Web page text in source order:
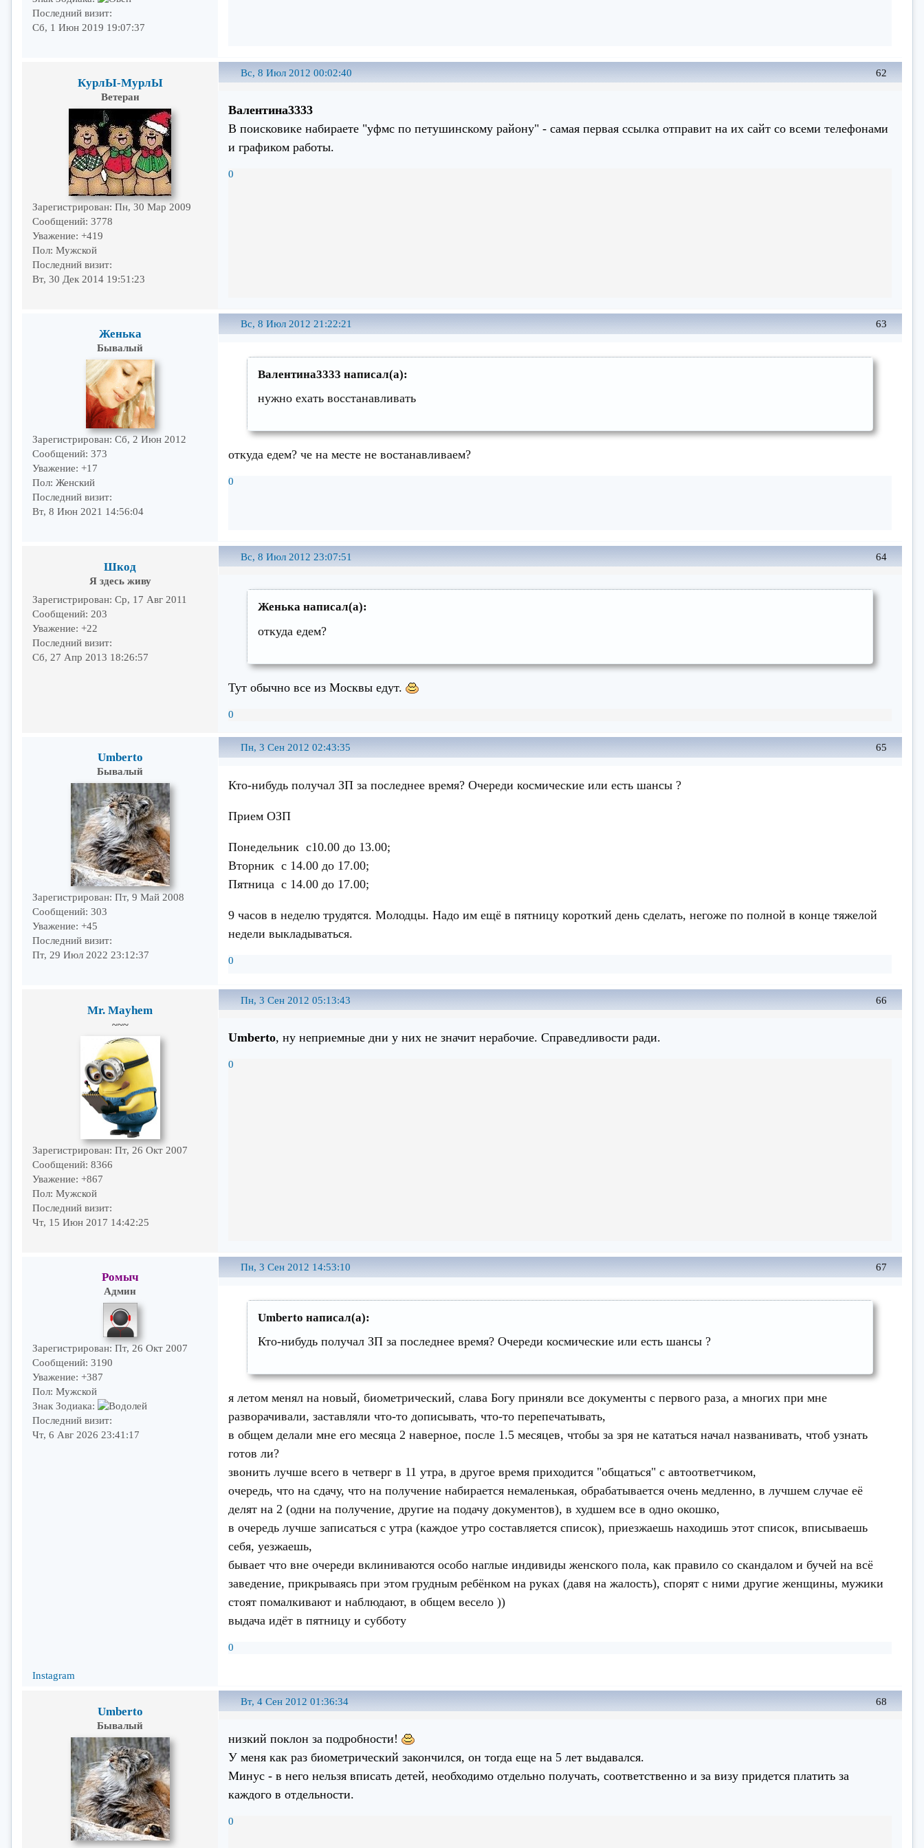
Последний визит:
Сб, 1 Июн 2019 19:07:37
62
Вс, 8 Июл 2012 00:02:40
КурлЫ-МурлЫ
Ветеран
Зарегистрирован: Пн, 30 Мар 2009
Сообщений: 3778
Уважение: +419
Пол: Мужской
Последний визит:
Вт, 30 Дек 2014 19:51:23
Валентина3333
В поисковике набираете "уфмс по петушинскому району" - самая первая ссылка отправит на их сайт со всеми телефонами
и графиком работы.
0
63
Вс, 8 Июл 2012 21:22:21
Женька
Бывалый
Зарегистрирован: Сб, 2 Июн 2012
Сообщений: 373
Уважение: +17
Пол: Женский
Последний визит:
Вт, 8 Июн 2021 14:56:04
Валентина3333 написал(а):
нужно ехать восстанавливать
откуда едем? че на месте не востанавливаем?
0
64
Вс, 8 Июл 2012 23:07:51
Шкод
Я здесь живу
Зарегистрирован: Ср, 17 Авг 2011
Сообщений: 203
Уважение: +22
Последний визит:
Сб, 27 Апр 2013 18:26:57
Женька написал(а):
откуда едем?
Тут обычно все из Москвы едут.
0
65
Пн, 3 Сен 2012 02:43:35
Umberto
Бывалый
Зарегистрирован: Пт, 9 Май 2008
Сообщений: 303
Уважение: +45
Последний визит:
Пт, 29 Июл 2022 23:12:37
Кто-нибудь получал ЗП за последнее время? Очереди космические или есть шансы ?
Прием ОЗП
Понедельник с10.00 до 13.00;
Вторник с 14.00 до 17.00;
Пятница с 14.00 до 17.00;
9 часов в неделю трудятся. Молодцы. Надо им ещё в пятницу короткий день сделать, негоже по полной в конце тяжелой
недели выкладываться.
0
66
Пн, 3 Сен 2012 05:13:43
Mr. Mayhem
~~~
Зарегистрирован: Пт, 26 Окт 2007
Сообщений: 8366
Уважение: +867
Пол: Мужской
Последний визит:
Чт, 15 Июн 2017 14:42:25
Umberto, ну неприемные дни у них не значит нерабочие. Справедливости ради.
0
67
Пн, 3 Сен 2012 14:53:10
Ромыч
Админ
Зарегистрирован: Пт, 26 Окт 2007
Сообщений: 3190
Уважение: +387
Пол: Мужской
Знак Зодиака:
Последний визит:
Чт, 6 Авг 2026 23:41:17
Umberto написал(а):
Кто-нибудь получал ЗП за последнее время? Очереди космические или есть шансы ?
я летом менял на новый, биометрический, слава Богу приняли все документы с первого раза, а многих при мне
разворачивали, заставляли что-то дописывать, что-то перепечатывать,
в общем делали мне его месяца 2 наверное, после 1.5 месяцев, чтобы за зря не кататься начал названивать, чтоб узнать
готов ли?
звонить лучше всего в четверг в 11 утра, в другое время приходится "общаться" с автоответчиком,
очередь, что на сдачу, что на получение набирается немаленькая, обрабатывается очень медленно, в лучшем случае её
делят на 2 (одни на получение, другие на подачу документов), в худшем все в одно окошко,
в очередь лучше записаться с утра (каждое утро составляется список), приезжаешь находишь этот список, вписываешь
себя, уезжаешь,
бывает что вне очереди вклиниваются особо наглые индивиды женского пола, как правило со скандалом и бучей на всё
заведение, прикрываясь при этом грудным ребёнком на руках (давя на жалость), спорят с ними другие женщины, мужики
стоят помалкивают и наблюдают, в общем весело ))
выдача идёт в пятницу и субботу
0
Instagram
68
Вт, 4 Сен 2012 01:36:34
Umberto
Бывалый
низкий поклон за подробности!
У меня как раз биометрический закончился, он тогда еще на 5 лет выдавался.
Минус - в него нельзя вписать детей, необходимо отдельно получать, соответственно и за визу придется платить за
каждого в отдельности.
0